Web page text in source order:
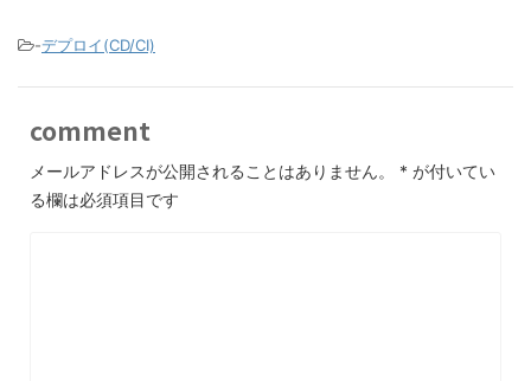
-デプロイ(CD/CI)
comment
メールアドレスが公開されることはありません。 * が付いてい
る欄は必須項目です